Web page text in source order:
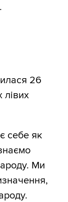
26
лівих
себе як
Ми